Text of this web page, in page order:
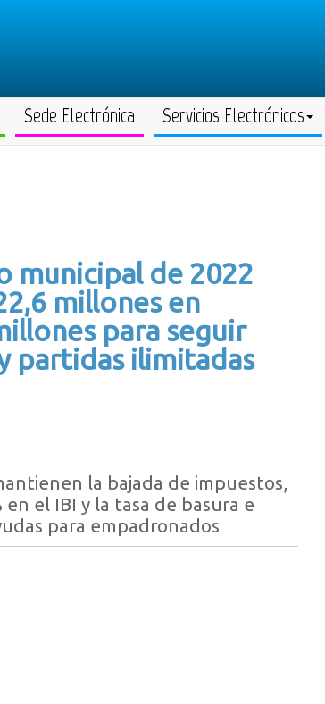
Sede Electrónica Servicios Electrónicos
municipal de 2022
millones en
para seguir
partidas ilimitadas
la bajada de impuestos,
el IBI y la tasa de basura e
para empadronados